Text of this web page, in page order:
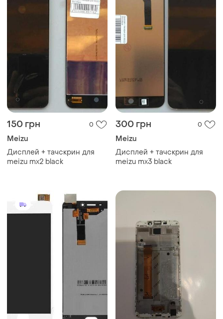
150 грн 0
Meizu
Дисплей + тачскрин для
meizu mx2 black
300 грн 0
Meizu
Дисплей + тачскрин для
meizu mx3 black